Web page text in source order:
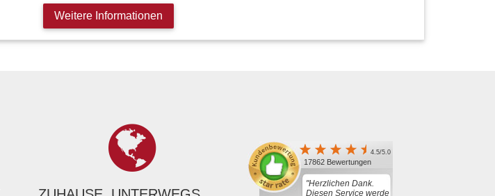
Weitere Informationen
4.5/5.0
17862 Bewertungen
"Herzlichen Dank.
Diesen Service werde